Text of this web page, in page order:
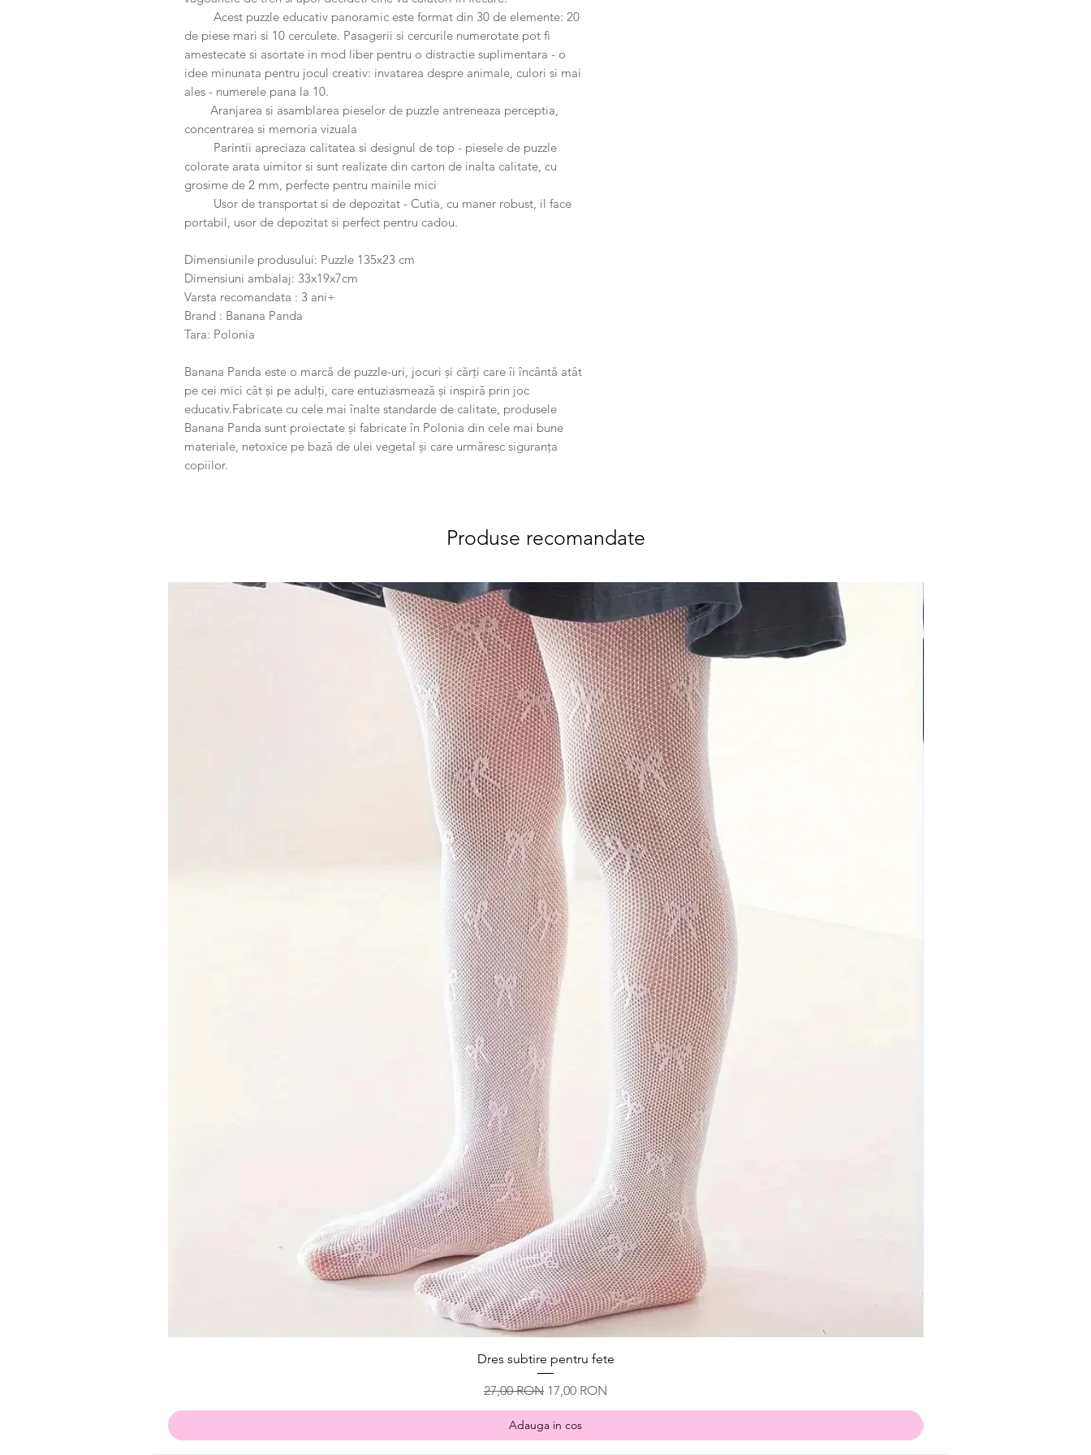
Acest puzzle educativ panoramic este format din 30 de elemente: 20
de piese mari si 10 cerculete. Pasagerii si cercurile numerotate pot fi
amestecate si asortate in mod liber pentru o distractie suplimentara - o
idee minunata pentru jocul creativ: invatarea despre animale, culori si mai
ales - numerele pana la 10.
Aranjarea si asamblarea pieselor de puzzle antreneaza perceptia,
concentrarea si memoria vizuala
Parintii apreciaza calitatea si designul de top - piesele de puzzle
colorate arata uimitor si sunt realizate din carton de inalta calitate, cu
grosime de 2 mm, perfecte pentru mainile mici
Usor de transportat si de depozitat - Cutia, cu maner robust, il face
portabil, usor de depozitat si perfect pentru cadou.
Dimensiunile produsului: Puzzle 135x23 cm
Dimensiuni ambalaj: 33x19x7cm
Varsta recomandata : 3 ani+
Brand : Banana Panda
Tara: Polonia
Banana Panda este o marcă de puzzle-uri, jocuri și cărți care îi încântă atât
pe cei mici cât și pe adulți, care entuziasmează și inspiră prin joc
educativ.Fabricate cu cele mai înalte standarde de calitate, produsele
Banana Panda sunt proiectate și fabricate în Polonia din cele mai bune
materiale, netoxice pe bază de ulei vegetal și care urmăresc siguranța
copiilor.
Produse recomandate
Afișare rapidă
Dres subtire pentru fete
Preț normal
27,00 RON Preț redus
17,00 RON
Adauga in cos